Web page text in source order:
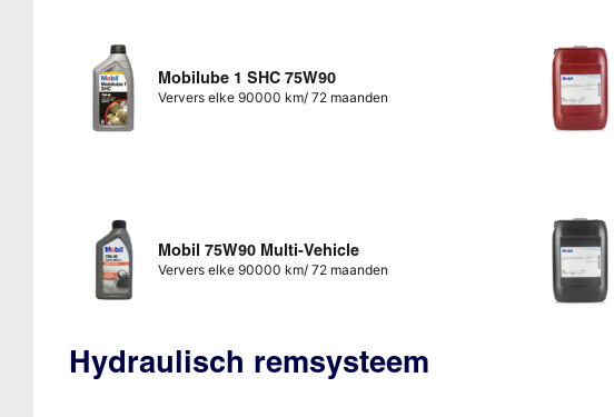
Mobilube 1 SHC 75W90
Ververs elke 90000 km/ 72 maanden
Mobil 75W90 Multi-Vehicle
Ververs elke 90000 km/ 72 maanden
Hydraulisch remsysteem